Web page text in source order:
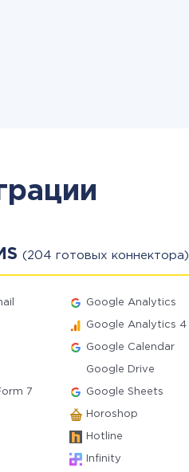
(204 готовых коннектора)
Google Analytics
Google Analytics 4
Google Calendar
Google Drive
7 Google Sheets
Horoshop
Hotline
Infinity